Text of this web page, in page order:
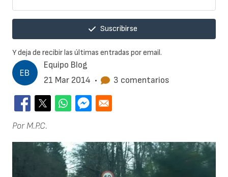
Equipo Blog
21 Mar 2014 • 3 comentarios
Por M.P.C.
Suscribirse
Y deja de recibir las últimas entradas por email.